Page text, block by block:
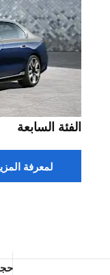
الفئة السابعة
لمعرفة